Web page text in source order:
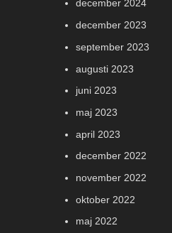
december 2024
december 2023
september 2023
augusti 2023
juni 2023
maj 2023
april 2023
december 2022
november 2022
oktober 2022
maj 2022